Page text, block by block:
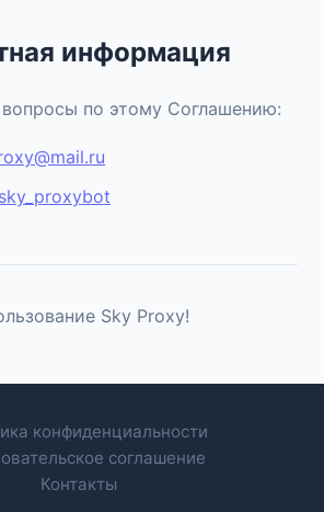
информация
вопросы по этому Соглашению:
Sky Proxy!
конфиденциальности
соглашение
Контакты